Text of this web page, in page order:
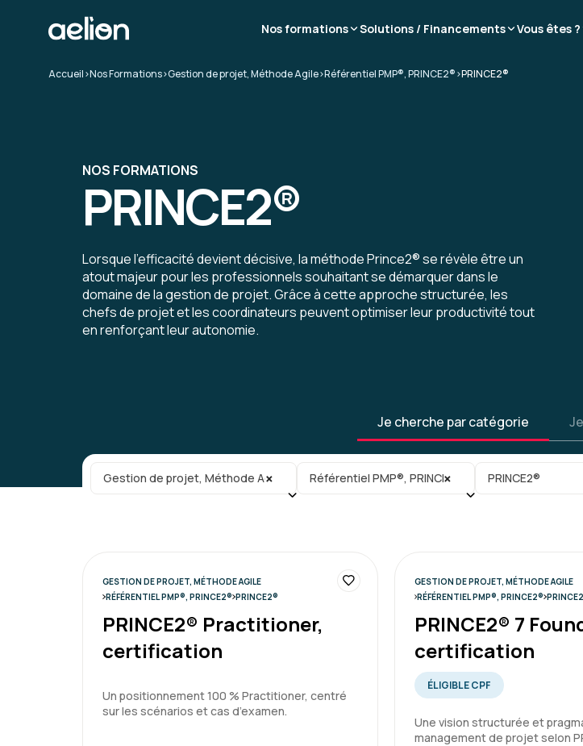
Nos formations Solutions / Financements Vous êtes ?
Accueil>Nos Formations>Gestion de projet, Méthode Agile>Référentiel PMP®, PRINCE2®>PRINCE2®
NOS FORMATIONS
PRINCE2®
Lorsque l’efficacité devient décisive, la méthode Prince2® se révèle être un
atout majeur pour les professionnels souhaitant se démarquer dans le
domaine de la gestion de projet. Grâce à cette approche structurée, les
chefs de projet et les coordinateurs peuvent optimiser leur productivité tout
en renforçant leur autonomie.
Je cherche par catégorie
Catégorie principale ×
Gestion de projet, Méthode Agile Sous-catégorie ×
Référentiel PMP®, PRINCE2® Sous-sous-
PRINCE2®
GESTION DE PROJET, MÉTHODE AGILE
RÉFÉRENTIEL PMP®, PRINCE2® PRINCE2®
PRINCE2® Practitioner,
certification
Un positionnement 100 % Practitioner, centré
sur les scénarios et cas d’examen.
GESTION DE PROJET, MÉTHODE AGILE
RÉFÉRENTIEL PMP®, PRINCE2®
PRINCE2® 7
certification
ÉLIGIBLE CPF
Une vision structurée et
management de projet selon